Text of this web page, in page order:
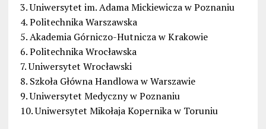
3. Uniwersytet im. Adama Mickiewicza w Poznaniu
4. Politechnika Warszawska
5. Akademia Górniczo-Hutnicza w Krakowie
6. Politechnika Wrocławska
7. Uniwersytet Wrocławski
8. Szkoła Główna Handlowa w Warszawie
9. Uniwersytet Medyczny w Poznaniu
10. Uniwersytet Mikołaja Kopernika w Toruniu